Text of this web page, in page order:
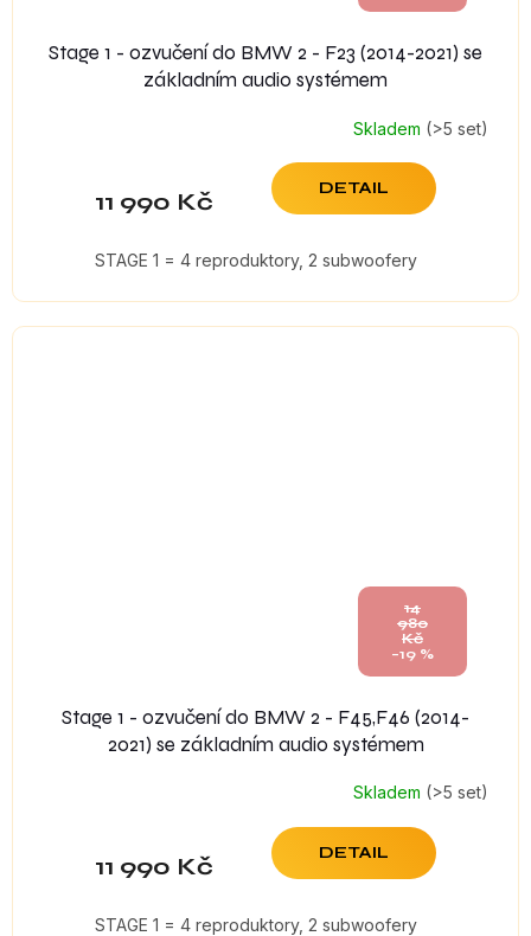
Stage 1 - ozvučení do BMW 2 - F23 (2014-2021) se
základním audio systémem
Skladem (>5 set)
11 990 Kč DETAIL
STAGE 1 = 4 reproduktory, 2 subwoofery
14
980
Kč
–19 %
Stage 1 - ozvučení do BMW 2 - F45,F46 (2014-
2021) se základním audio systémem
Skladem (>5 set)
11 990 Kč DETAIL
STAGE 1 = 4 reproduktory, 2 subwoofery